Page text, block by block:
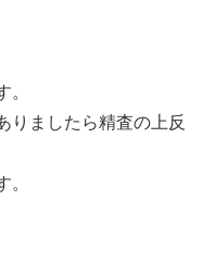
ましたら精査の上反